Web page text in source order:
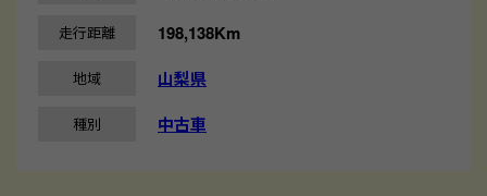
走行距離 198,138Km
地域 山梨県
種別 中古車